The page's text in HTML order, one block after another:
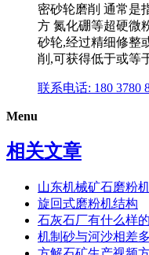
密砂轮磨削 通常是
方 氮化硼等超硬微
砂轮,经过精细修整
削,可获得低于或等
联系电话: 180 3780
Menu
相关文章
山东机械矿石磨粉
旋回式磨粉机结构
石灰石厂有什么样
机制砂与河沙相差